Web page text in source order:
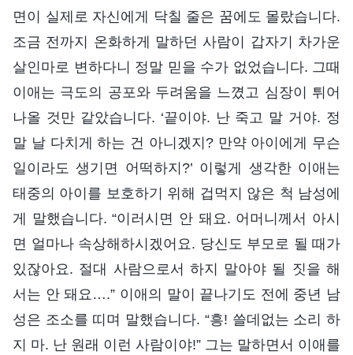
면이 실제로 자신에게 닥칠 줄은 꿈에도 몰랐습니다.
조금 전까지 온화하게 말하던 사람이 갑자기 차가운
살인마로 변하다니 정말 믿을 수가 없었습니다. 그때
이애는 극도의 공포와 두려움을 느꼈고 심장이 튀어
나올 것만 같았습니다. ‘끝이야. 난 죽고 말 거야. 정
말 날 다치게 하는 건 아니겠지? 만약 아이에게 무슨
일이라도 생기면 어떡하지?’ 이렇게 생각한 이애는
태중의 아이를 보호하기 위해 겁먹지 않은 척 남성에
게 말했습니다. “이러시면 안 돼요. 어머니께서 아시
면 얼마나 속상해하시겠어요. 당신도 부모로 될 때가
있잖아요. 절대 사람으로서 하지 말아야 될 짓을 해
서는 안 돼요….” 이애의 말이 끝나기도 전에 중년 남
성은 조소를 띠며 말했습니다. “흥! 쓸데없는 소리 하
지 마. 난 원래 이런 사람이야!” 그는 말하면서 이애를